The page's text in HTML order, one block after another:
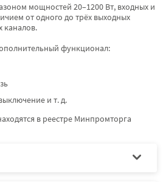
мощностей 20–1200 Вт, входных и
от одного до трёх выходных
каналов.
функционал:
и т. д.
в реестре Минпромторга